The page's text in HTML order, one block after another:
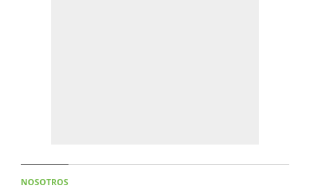
NOSOTROS